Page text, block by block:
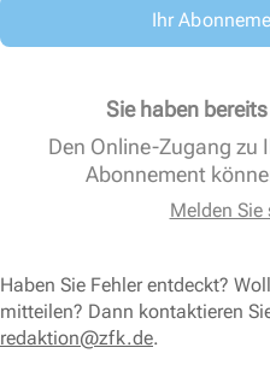
Ihr
Sie haben
Den Online-Zugang zu
Abonnement
Melden Sie
Haben Sie Fehler entdeckt?
mitteilen? Dann kontaktieren
redaktion@zfk.de.